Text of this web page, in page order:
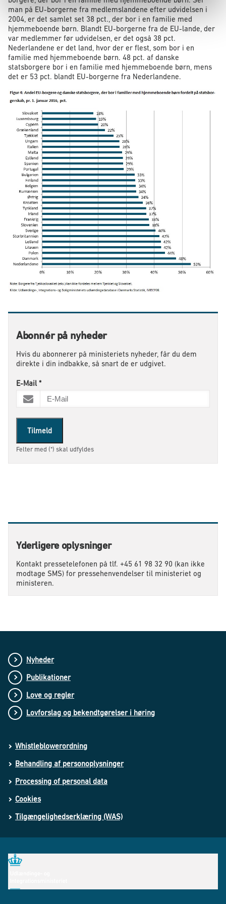
man på EU-borgerne fra medlemslandene efter udvidelsen i
2004, er det samlet set 38 pct., der bor i en familie med
hjemmeboende børn. Blandt EU-borgerne fra de EU-lande, der
var medlemmer før udvidelsen, er det også 38 pct.
Nederlandene er det land, hvor der er flest, som bor i en
familie med hjemmeboende børn. 48 pct. af danske
statsborgere bor i en familie med hjemmeboende børn, mens
det er 53 pct. blandt EU-borgerne fra Nederlandene.
Abonnér på nyheder
Hvis du abonnerer på ministeriets nyheder, får du dem
direkte i din indbakke, så snart de er udgivet.
E-Mail*
Tilmeld
Felter med (*) skal udfyldes
Yderligere oplysninger
Kontakt pressetelefonen på tlf. +45 61 98 32 90 (kan ikke
modtage SMS) for pressehenvendelser til ministeriet og
ministeren.
Nyheder
Publikationer
Love og regler
Lovforslag og bekendtgørelser i høring
Whistleblowerordning
Behandling af personoplysninger
Processing of personal data
Cookies
Tilgængelighedserklæring (WAS)